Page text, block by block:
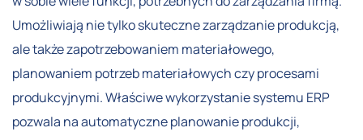
Umożliwiają nie tylko skuteczne zarządzanie produkcją,
ale także zapotrzebowaniem materiałowego,
planowaniem potrzeb materiałowych czy procesami
produkcyjnymi. Właściwe wykorzystanie systemu ERP
pozwala na automatyczne planowanie produkcji,